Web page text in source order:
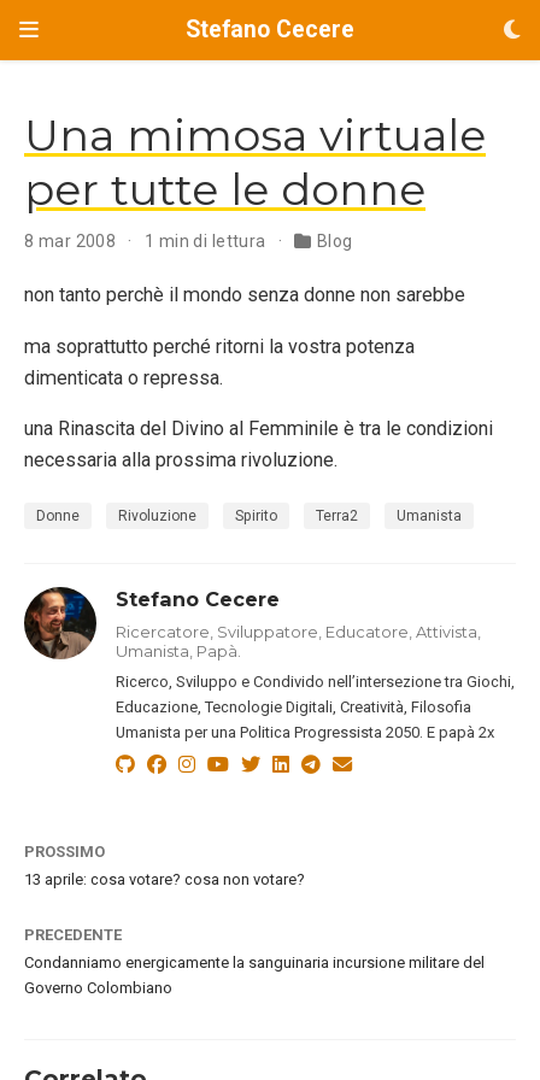
Stefano Cecere
Una mimosa virtuale
per tutte le donne
8 mar 2008 1 min di lettura Blog
non tanto perchè il mondo senza donne non sarebbe
ma soprattutto perché ritorni la vostra potenza
dimenticata o repressa.
una Rinascita del Divino al Femminile è tra le condizioni
necessaria alla prossima rivoluzione.
Donne Rivoluzione Spirito Terra2 Umanista
Stefano Cecere
Ricercatore, Sviluppatore, Educatore, Attivista,
Umanista, Papà.
Ricerco, Sviluppo e Condivido nell’intersezione tra Giochi,
Educazione, Tecnologie Digitali, Creatività, Filosofia
Umanista per una Politica Progressista 2050. E papà 2x
PROSSIMO
13 aprile: cosa votare? cosa non votare?
PRECEDENTE
Condanniamo energicamente la sanguinaria incursione militare del
Governo Colombiano